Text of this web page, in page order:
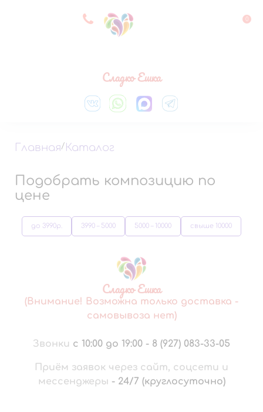
8 927 083 33 05 0
Сладко Ешка
Главная/ Каталог
Подобрать композицию по
цене
до 3990р. 3990 – 5000 5000 – 10000 свыше 10000
Сладко Ешка
(Внимание! Возможна только доставка -
самовывоза нет)
Звонки с 10:00 до 19:00 - 8 (927) 083-33-05
Приём заявок через сайт, соцсети и
мессенджеры - 24/7 (круглосуточно)